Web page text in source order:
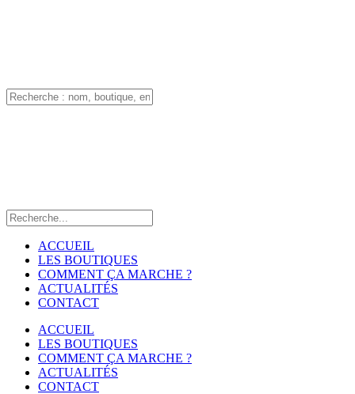
ACCUEIL
LES BOUTIQUES
COMMENT ÇA MARCHE ?
ACTUALITÉS
CONTACT
ACCUEIL
LES BOUTIQUES
COMMENT ÇA MARCHE ?
ACTUALITÉS
CONTACT